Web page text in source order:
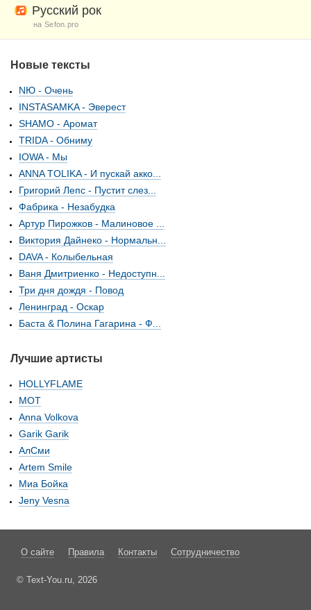
Русский рок
на Sefon.pro
Новые тексты
NЮ - Очень
INSTASAMKA - Эверест
SHAMO - Аромат
TRIDA - Обниму
IOWA - Мы
ANNA TOLIKA - И пускай акко...
Григорий Лепс - Пустит слез...
Фабрика - Незабудка
Артур Пирожков - Малиновое ...
Виктория Дайнеко - Нормальн...
DAVA - Колыбельная
Ваня Дмитриенко - Недоступн...
Три дня дождя - Повод
Ленинград - Оскар
Баста & Полина Гагарина - Ф...
Лучшие артисты
HOLLYFLAME
МОТ
Anna Volkova
Garik Garik
АлСми
Artem Smile
Миа Бойка
Jeny Vesna
О сайте Правила Контакты Сотрудничество
© Text-You.ru, 2026